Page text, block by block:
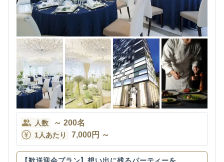
人数 ～ 200名
1人あたり 7,000円 ～
【歓送迎会プラン】想い出に残るパーティーを